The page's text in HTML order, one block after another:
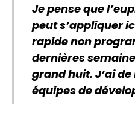
Je pense que
peut s’appliquer
rapide non
dernières
grand huit. J’ai
équipes de